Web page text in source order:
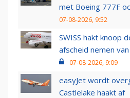
met Boeing 777F
07-08-2026, 9:52
SWISS hakt knoop
afscheid nemen
07-08-2026, 9:09
easyJet wordt
Castlelake haakt af